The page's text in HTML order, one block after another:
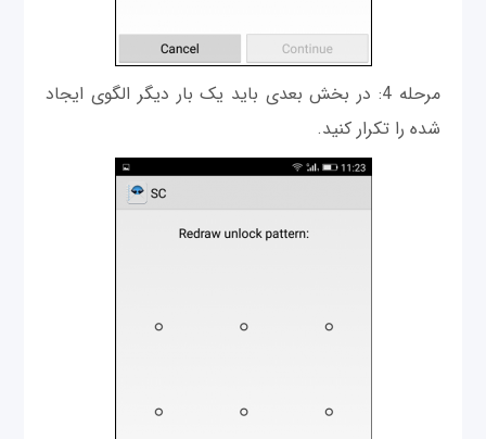
مرحله 4: در بخش بعدی باید یک بار دیگر الگوی ایجاد
شده را تکرار کنید.